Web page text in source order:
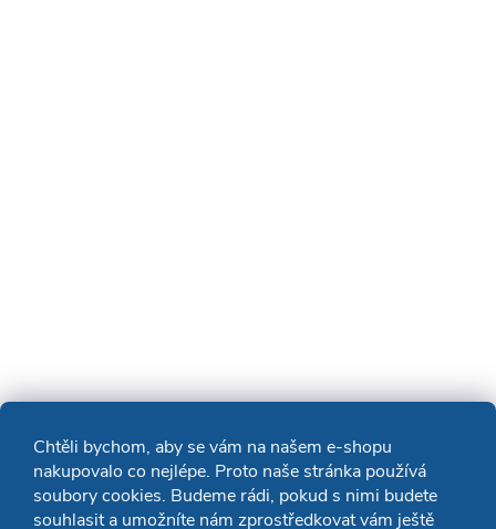
Chtěli bychom, aby se vám na našem e-shopu
nakupovalo co nejlépe. Proto naše stránka používá
soubory cookies. Budeme rádi, pokud s nimi budete
souhlasit a umožníte nám zprostředkovat vám ještě